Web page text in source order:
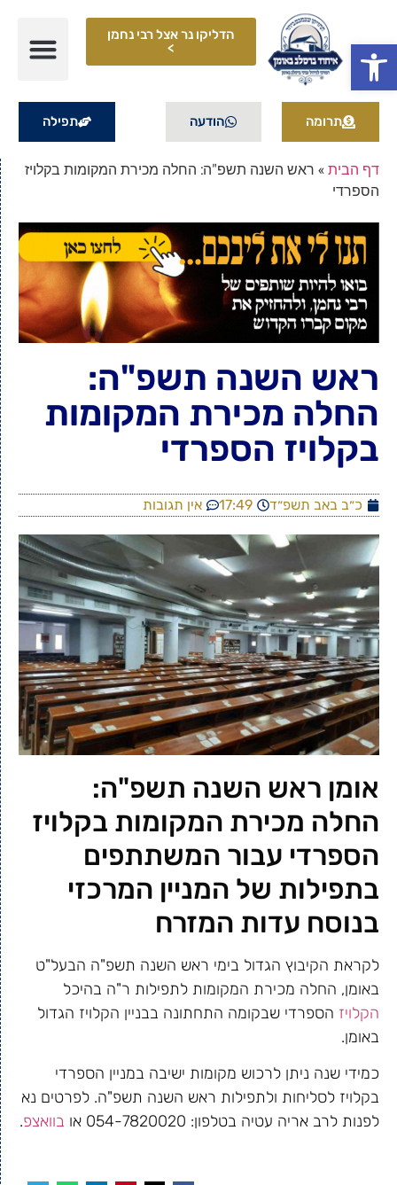
פתח סרגל נגישות
הדליקו נר אצל רבי נחמן
>
תרומה הודעה תפילה
דף הבית» ראש השנה תשפ"ה: החלה מכירת המקומות בקלויז
הספרדי
ראש השנה תשפ"ה:
החלה מכירת המקומות
בקלויז הספרדי
כ״ב באב תשפ״ד 17:49 אין תגובות
אומן ראש השנה תשפ"ה:
החלה מכירת המקומות בקלויז
הספרדי עבור המשתתפים
בתפילות של המניין המרכזי
בנוסח עדות המזרח
לקראת הקיבוץ הגדול בימי ראש השנה תשפ"ה הבעל"ט
באומן, החלה מכירת המקומות לתפילות ר"ה בהיכל
הקלויז הספרדי שבקומה התחתונה בבניין הקלויז הגדול
באומן.
כמידי שנה ניתן לרכוש מקומות ישיבה במניין הספרדי
בקלויז לסליחות ולתפילות ראש השנה תשפ"ה. לפרטים נא
לפנות לרב אריה עטיה בטלפון: 054-7820020 או
בוואצפ.